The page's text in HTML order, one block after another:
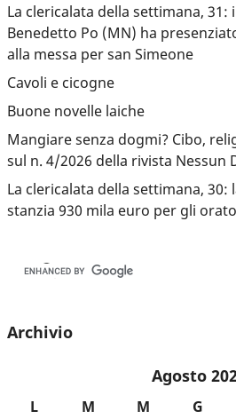
La clericalata della settimana, 31:
Benedetto Po (MN) ha
alla messa per san Simeone
Cavoli e cicogne
Buone novelle laiche
Mangiare senza dogmi? Cibo,
sul n. 4/2026 della rivista Nessun
La clericalata della settimana, 30:
stanzia 930 mila euro per gli
Archivio
Agosto
L M M G